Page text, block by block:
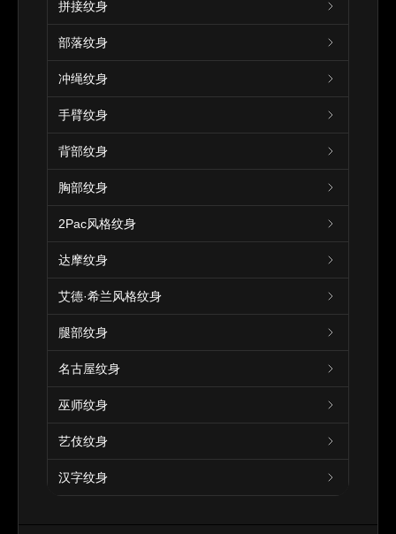
拼接纹身
部落纹身
冲绳纹身
手臂纹身
背部纹身
胸部纹身
2Pac风格纹身
达摩纹身
艾德·希兰风格纹身
腿部纹身
名古屋纹身
巫师纹身
艺伎纹身
汉字纹身